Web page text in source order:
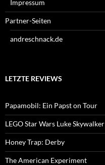
Impressum
Partner-Seiten
andreschnack.de
LETZTE REVIEWS
Papamobil: Ein Papst on Tour
LEGO Star Wars Luke Skywalker
Honey Trap: Derby
The American Experiment